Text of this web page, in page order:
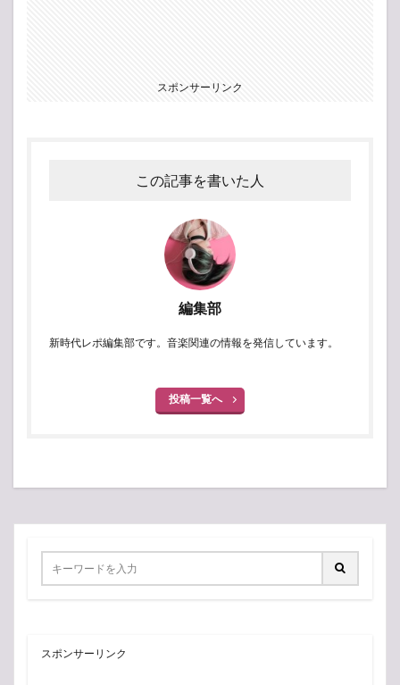
スポンサーリンク
この記事を書いた人
編集部
新時代レポ編集部です。音楽関連の情報を発信しています。
投稿一覧へ
スポンサーリンク